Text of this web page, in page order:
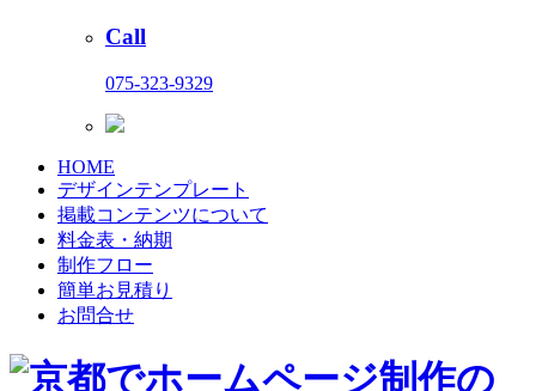
Call
075-323-9329
HOME
デザインテンプレート
掲載コンテンツについて
料金表・納期
制作フロー
簡単お見積り
お問合せ